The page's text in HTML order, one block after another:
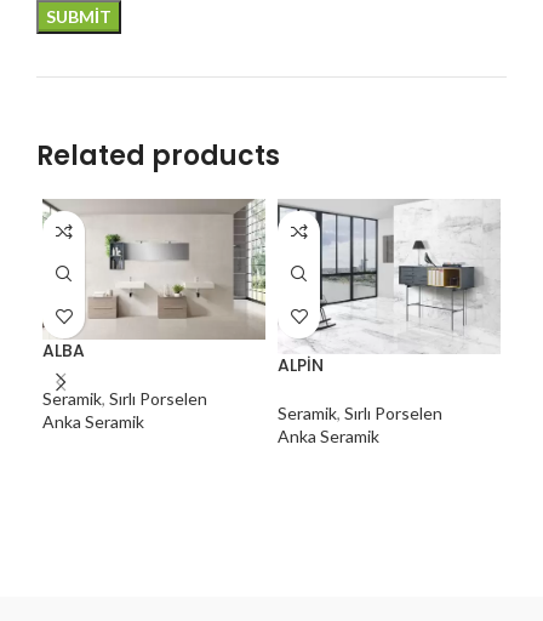
Related products
ALBA
Seramik, Sırlı Porselen
Anka Seramik
ALPİN
Seramik, Sırlı Porselen
Anka Seramik